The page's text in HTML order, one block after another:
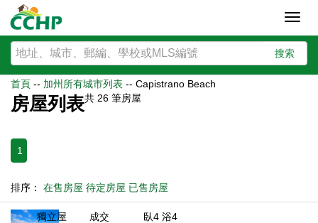
搜索
首頁 -- 加州所有城市列表 -- Capistrano Beach
房屋列表共 26 筆房屋
1
排序： 在售房屋 待定房屋 已售房屋
獨立屋
成交
臥4 浴4